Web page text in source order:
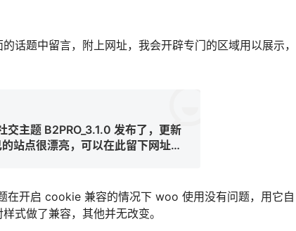
话题中留言，附上网址，我会开辟专门的区域用以展示，
主题 B2PRO_3.1.0 发布了，更新
站点很漂亮，可以在此留下网址，
在开启 cookie 兼容的情况下 woo 使用没有问题，用它自
式做了兼容，其他并无改变。